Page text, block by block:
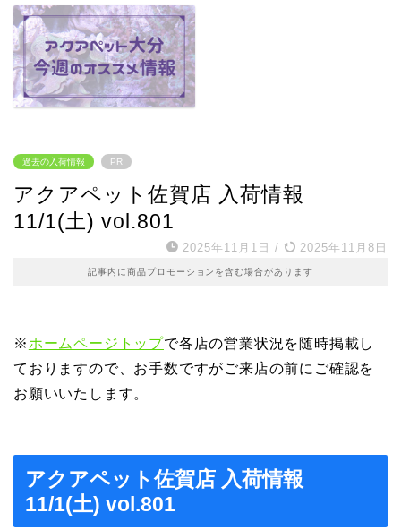
過去の入荷情報 PR
アクアペット佐賀店 入荷情報
11/1(土) vol.801
2025年11月1日 / 2025年11月8日
記事内に商品プロモーションを含む場合があります
※ ホームページトップで各店の営業状況を随時掲載し
ておりますので、お手数ですがご来店の前にご確認を
お願いいたします。
アクアペット佐賀店 入荷情報
11/1(土) vol.801